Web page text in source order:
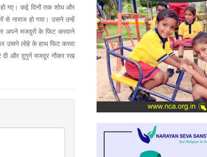
हो गए। कई दिनों तक शोध और
से नाराज हो गया। उसने उन्हें
अपने मजदूरों के फिट करवाने
उसने लोहे के हाथ फिट करवा
दी और दुगुनें मजदूर नौकर रख